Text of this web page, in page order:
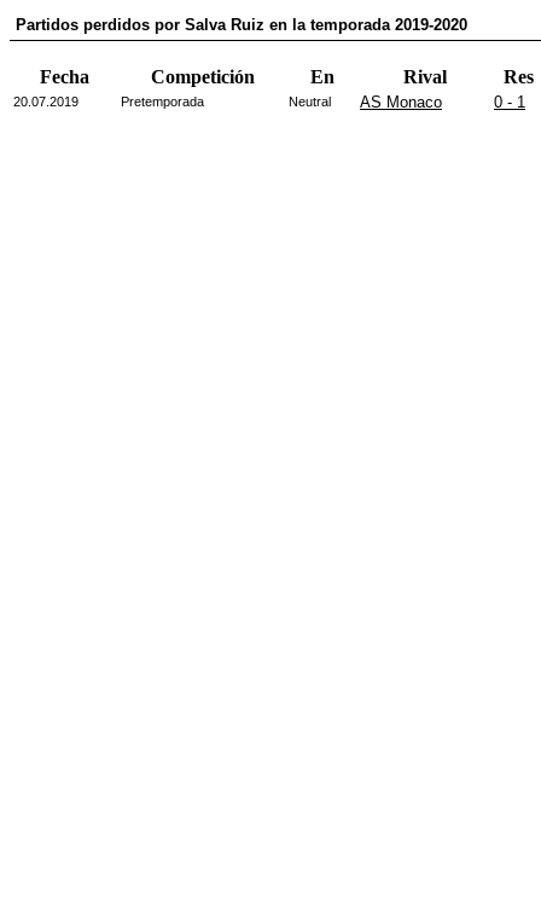
Partidos perdidos por Salva Ruiz en la temporada 2019-2020
Fecha Competición En Rival Res
20.07.2019 Pretemporada Neutral AS Monaco 0 - 1